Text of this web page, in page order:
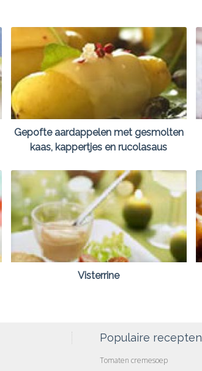
Gepofte aardappelen met gesmolten
kaas, kappertjes en rucolasaus
Visterrine
Populaire recepten
Tomaten cremesoep